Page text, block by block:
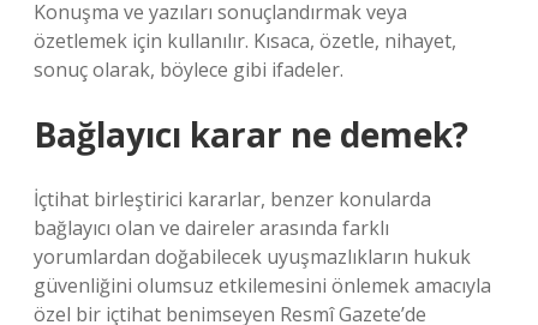
Konuşma ve yazıları sonuçlandırmak veya
özetlemek için kullanılır. Kısaca, özetle, nihayet,
sonuç olarak, böylece gibi ifadeler.
Bağlayıcı karar ne demek?
İçtihat birleştirici kararlar, benzer konularda
bağlayıcı olan ve daireler arasında farklı
yorumlardan doğabilecek uyuşmazlıkların hukuk
güvenliğini olumsuz etkilemesini önlemek amacıyla
özel bir içtihat benimseyen Resmî Gazete’de